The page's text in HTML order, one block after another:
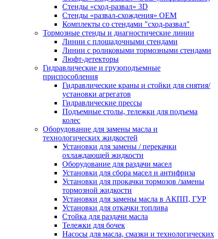
Стенды «сход-развал» 3D
Стенды «развал-схождения» ОЕМ
Комплекты со стендами "сход-развал"
Тормозные стенды и диагностические линии
Линии с площадочными стендами
Линии с роликовыми тормозными стендами
Люфт-детекторы
Гидравлические и грузоподъемные
приспособления
Гидравлические краны и стойки для снятия/
установки агрегатов
Гидравлические прессы
Подъемные столы, тележки для подъема
колес
Оборудование для замены масла и
технологических жидкостей
Установки для замены / перекачки
охлаждающей жидкости
Оборудование для раздачи масел
Установки для сбора масел и антифриза
Установки для прокачки тормозов /замены
тормозной жидкости
Установки для замены масла в АКПП, ГУР
Установки для откачки топлива
Стойка для раздачи масла
Тележки для бочек
Насосы для масла, смазки и технологических